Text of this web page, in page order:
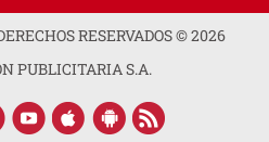
RESERVADOS ©2026
PUBLICITARIA S.A.